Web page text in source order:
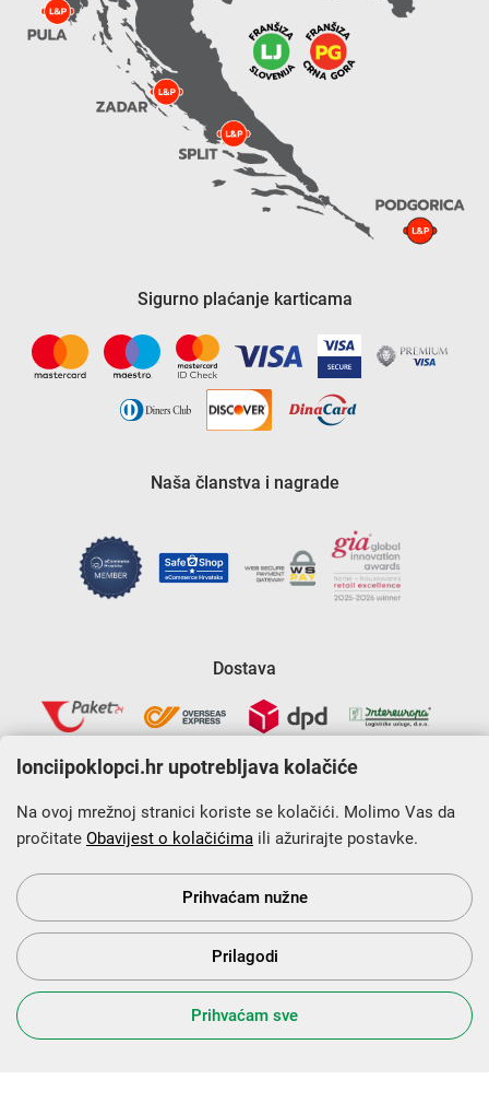
Sigurno plaćanje karticama
Naša članstva i nagrade
Dostava
Krajnji primatelj financijskog instrumenta sufinanciranog iz
Europskog fonda za regionalni razvoj u sklopu Operativnog
programa „Konkurentnost i kohezija”.
s Vama od 2014. godine!
lonciipoklopci.hr upotrebljava kolačiće
Na ovoj mrežnoj stranici koriste se kolačići. Molimo Vas da
pročitate Obavijest o kolačićima ili ažurirajte postavke.
Prihvaćam nužne
Prilagodi
Prihvaćam sve